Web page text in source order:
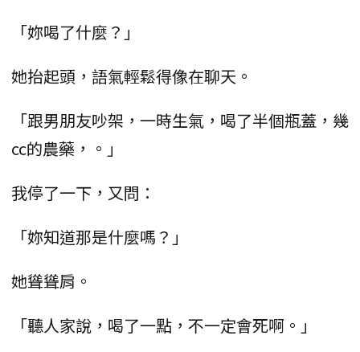
「妳喝了什麼？」
她抬起頭，語氣輕鬆得像在聊天。
「跟男朋友吵架，一時生氣，喝了半個瓶蓋，幾
cc的農藥，。」
我停了一下，又問：
「妳知道那是什麼嗎？」
她聳聳肩。
「聽人家說，喝了一點，不一定會死啊。」